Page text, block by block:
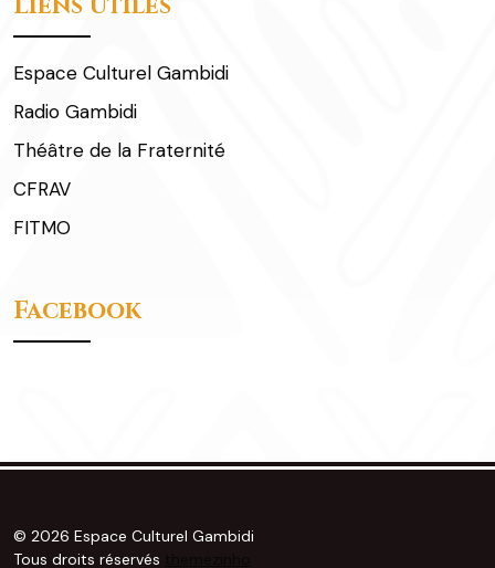
Espace Culturel Gambidi
Radio Gambidi
Théâtre de la Fraternité
CFRAV
FITMO
Facebook
© 2026 Espace Culturel Gambidi
Tous droits réservés